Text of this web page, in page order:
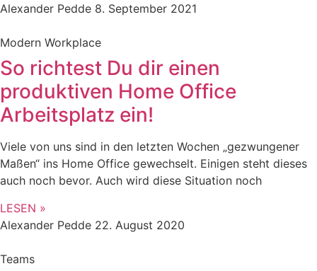
Alexander Pedde 8. September 2021
Modern Workplace
So richtest Du dir einen
produktiven Home Office
Arbeitsplatz ein!
Viele von uns sind in den letzten Wochen „gezwungener
Maßen“ ins Home Office gewechselt. Einigen steht dieses
auch noch bevor. Auch wird diese Situation noch
LESEN »
Alexander Pedde 22. August 2020
Teams